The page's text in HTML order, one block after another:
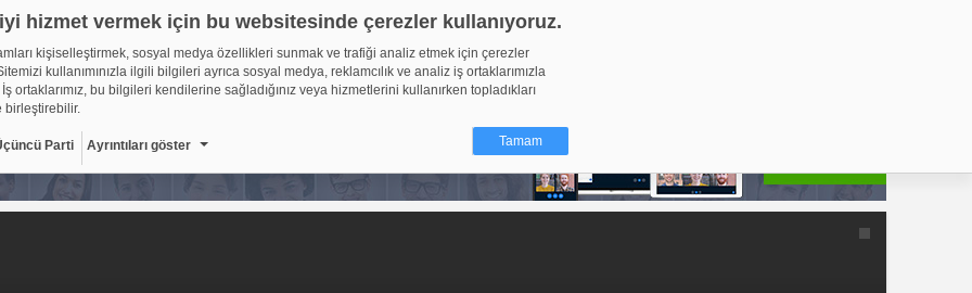
hizmet vermek için bu websitesinde çerezler kullanıyoruz.
kişiselleştirmek, sosyal medya özellikleri sunmak ve trafiği analiz etmek için çerezler
kullanımınızla ilgili bilgileri ayrıca sosyal medya, reklamcılık ve analiz iş ortaklarımızla
ortaklarımız, bu bilgileri kendilerine sağladığınız veya hizmetlerini kullanırken topladıkları
birleştirebilir.
Parti Ayrıntıları göster Tamam